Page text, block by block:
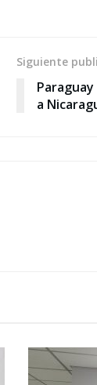
Siguiente
a